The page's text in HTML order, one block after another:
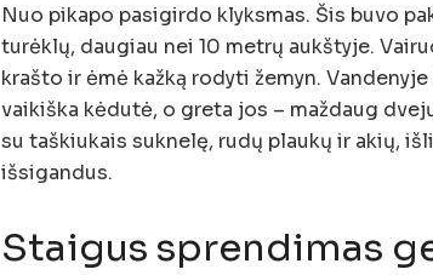
Nuo pikapo pasigirdo klyksmas. Šis buvo
turėklų, daugiau nei 10 metrų aukštyje.
krašto ir ėmė kažką rodyti žemyn.
vaikiška kėdutė, o greta jos – maždaug
su taškiukais suknelę, rudų plaukų ir akių,
išsigandus.
Staigus sprendimas